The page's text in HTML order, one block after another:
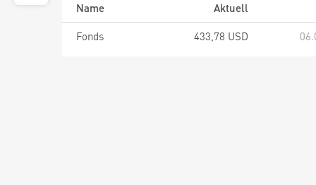
Name
Aktuell
Fonds
433,78 USD